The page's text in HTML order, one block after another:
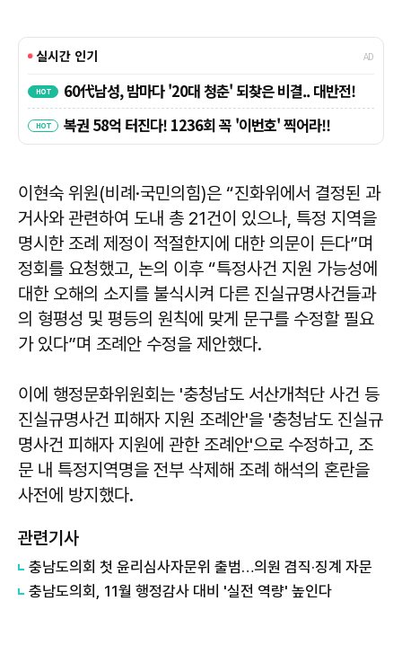
이현숙 위원(비례·국민의힘)은 “진화위에서 결정된 과
거사와 관련하여 도내 총 21건이 있으나, 특정 지역을
명시한 조례 제정이 적절한지에 대한 의문이 든다”며
정회를 요청했고, 논의 이후 “특정사건 지원 가능성에
대한 오해의 소지를 불식시켜 다른 진실규명사건들과
의 형평성 및 평등의 원칙에 맞게 문구를 수정할 필요
가 있다”며 조례안 수정을 제안했다.
이에 행정문화위원회는 '충청남도 서산개척단 사건 등
진실규명사건 피해자 지원 조례안'을 '충청남도 진실규
명사건 피해자 지원에 관한 조례안'으로 수정하고, 조
문 내 특정지역명을 전부 삭제해 조례 해석의 혼란을
사전에 방지했다.
관련기사
충남도의회 첫 윤리심사자문위 출범…의원 겸직·징계 자문
충남도의회, 11월 행정감사 대비 '실전 역량' 높인다